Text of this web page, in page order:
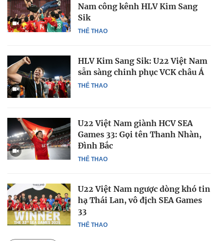
THỂ THAO
Nam công kênh HLV Kim Sang
Sik
THỂ THAO
HLV Kim Sang Sik: U22 Việt Nam
sẵn sàng chinh phục VCK châu Á
THỂ THAO
U22 Việt Nam giành HCV SEA
Games 33: Gọi tên Thanh Nhàn,
Đình Bắc
THỂ THAO
U22 Việt Nam ngược dòng khó tin
hạ Thái Lan, vô địch SEA Games
33